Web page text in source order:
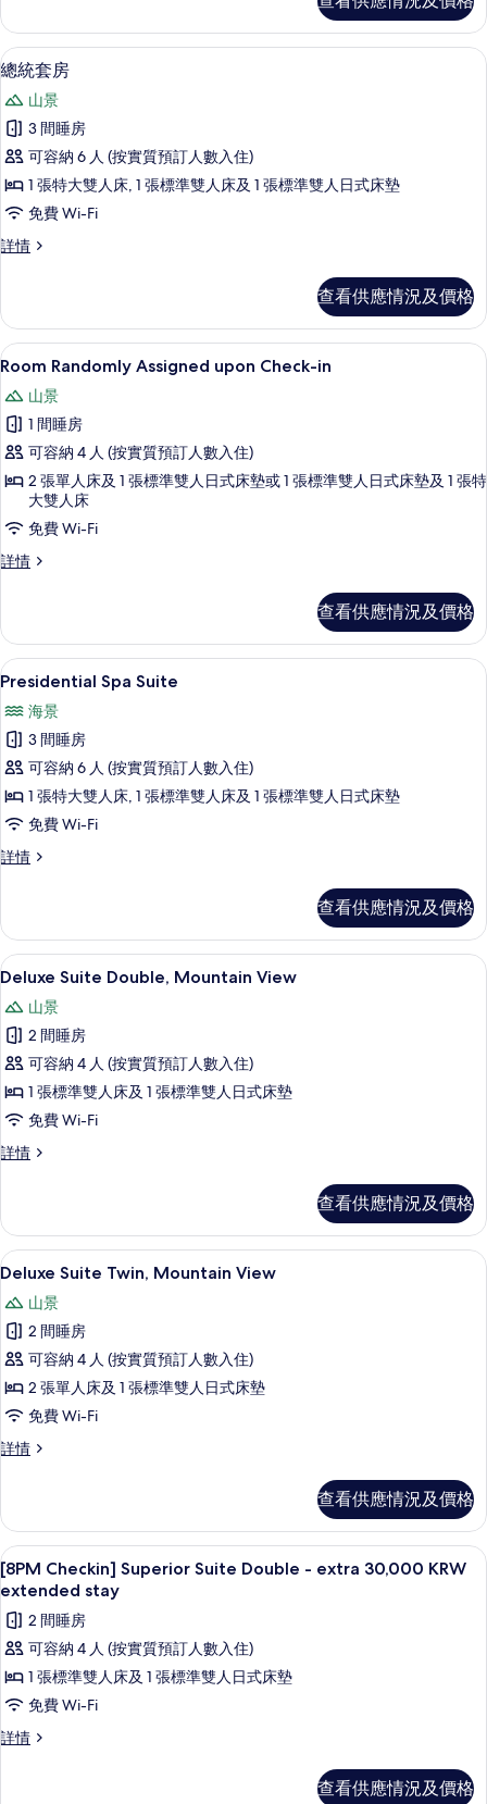
相
片
(Spa)
詳
情
載
入
所
有
總
統
房
相
片
9
總統套房
山景
3 間睡房
可容納 6 人 (按實質預訂人數入住)
1 張特大雙人床, 1 張標準雙人床及 1 張標準雙人日式床墊
免費 Wi-Fi
詳情
總
詳
情
查看供應情況及價格
載
入
所
有
Room
Randomly
Assigned
upon
Check-
相
片
羽絨被、房內夾萬、手提電腦工作空
2
Room Randomly Assigned upon Check-in
山景
1 間睡房
可容納 4 人 (按實質預訂人數入住)
2 張單人床及 1 張標準雙人日式床墊或 1 張標準雙人日式床墊及 1 張特
大雙人床
免費 Wi-Fi
詳情
Room
Check-
in
詳
查看供應情況及價格
載
所
有
Presidential
Spa
Suite
的
羽絨被、房內夾萬、手提電腦工作空
13
Presidential Spa Suite
海景
3 間睡房
可容納 6 人 (按實質預訂人數入住)
1 張特大雙人床, 1 張標準雙人床及 1 張標準雙人日式床墊
免費 Wi-Fi
詳情
Presidential
情
查看供應情況及價格
載
入
所
有
Deluxe
Suite
Double,
Mountain
相
片
6
Deluxe Suite Double, Mountain View
山景
2 間睡房
可容納 4 人 (按實質預訂人數入住)
1 張標準雙人床及 1 張標準雙人日式床墊
免費 Wi-Fi
詳情
Deluxe
View
詳
情
查看供應情況及價格
載
入
所
有
Deluxe
Suite
Twin,
Mountain
相
片
55 吋平面電視連有線電視頻道、電視
6
Deluxe Suite Twin, Mountain View
山景
2 間睡房
可容納 4 人 (按實質預訂人數入住)
2 張單人床及 1 張標準雙人日式床墊
免費 Wi-Fi
詳情
Deluxe
View
詳
情
查看供應情況及價格
載
入
所
有
[8PM
Checkin]
Superior
Suite
55 吋平面電視連有線電視頻道、電視
1
[8PM Checkin] Superior Suite Double - extra 30,000 KRW
extended stay
2 間睡房
可容納 4 人 (按實質預訂人數入住)
1 張標準雙人床及 1 張標準雙人日式床墊
免費 Wi-Fi
詳情
[8PM
查看供應情況及價格